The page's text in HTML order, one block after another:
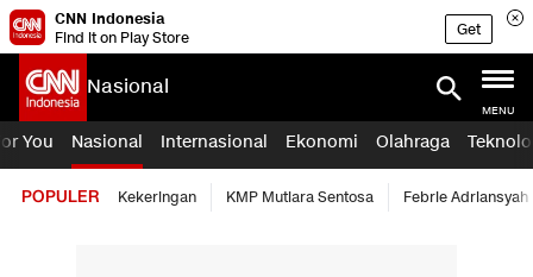
CNN Indonesia
Find it on Play Store
Get
Nasional
MENU
You Nasional Internasional Ekonomi Olahraga
POPULER Kekeringan KMP Mutiara Sentosa Febrie Adriansyah